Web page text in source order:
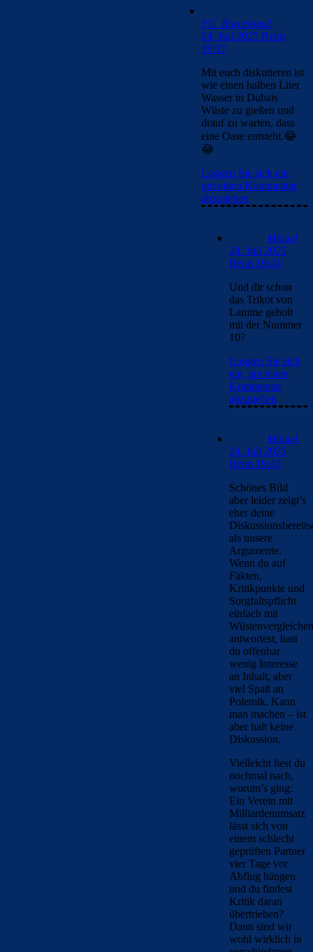
FC_Barcelona1
24. Juli 2025 Beim
19:17
Mit euch diskutieren ist
wie einen halben Liter
Wasser in Dubais
Wüste zu gießen und
drauf zu warten, dass
eine Oase entsteht.😂
😂
Loggen Sie sich ein,
um einen Kommentar
abzugeben
Miguel
24. Juli 2025
Beim 19:41
Und dir schon
das Trikot von
Lamine geholt
mit der Nummer
10?
Loggen Sie sich
ein, um einen
Kommentar
abzugeben
Miguel
24. Juli 2025
Beim 19:43
Schönes Bild
aber leider zeigt’s
eher deine
als unsere
Argumente.
Wenn du auf
Fakten,
Kritikpunkte und
Sorgfaltspflicht
einfach mit
Wüstenvergleichen
antwortest, hast
du offenbar
wenig Interesse
an Inhalt, aber
viel Spaß an
Polemik. Kann
man machen – ist
aber halt keine
Diskussion.
Vielleicht liest du
nochmal nach,
worum’s ging:
Ein Verein mit
Milliardenumsatz
lässt sich von
einem schlecht
geprüften Partner
vier Tage vor
Abflug hängen
und du findest
Kritik daran
übertrieben?
Dann sind wir
wohl wirklich in